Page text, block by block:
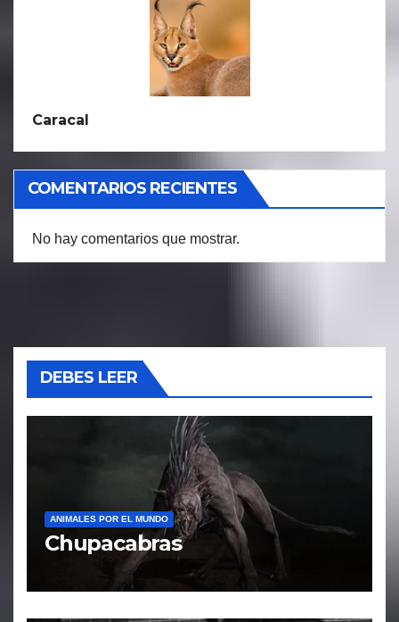
Caracal
COMENTARIOS RECIENTES
No hay comentarios que mostrar.
DEBES LEER
ANIMALES POR EL MUNDO
Chupacabras